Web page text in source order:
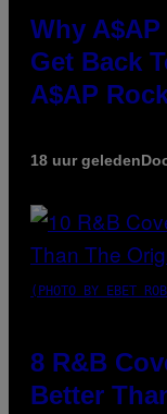
Why
Get Back
A$AP
18 uur geleden
(PHOTO BY EBET
8 R&B
Better